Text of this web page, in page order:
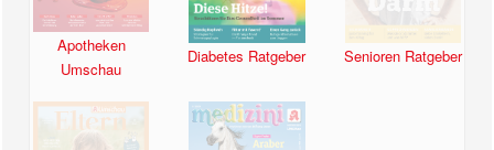
Apotheken
Umschau
Diabetes Ratgeber Senioren Ratgeber